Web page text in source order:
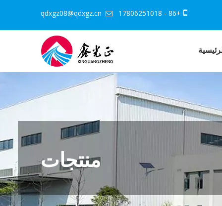

+86 - 17806251018

qdxgz08@qdxgz.cn
منتجات